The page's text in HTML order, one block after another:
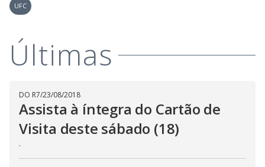
d
o
UFC
Últimas
DO R7/23/08/2018
Assista à íntegra do Cartão de
Visita deste sábado (18)
.